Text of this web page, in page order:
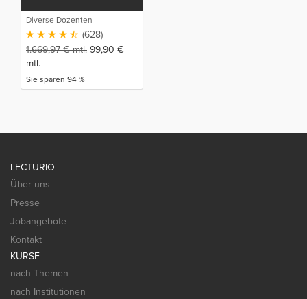
Diverse Dozenten
(628)
1.669,97€mtl. 99,90 €
mtl.
Sie sparen 94 %
LECTURIO
Über uns
Presse
Jobangebote
Kontakt
KURSE
nach Themen
nach Institutionen